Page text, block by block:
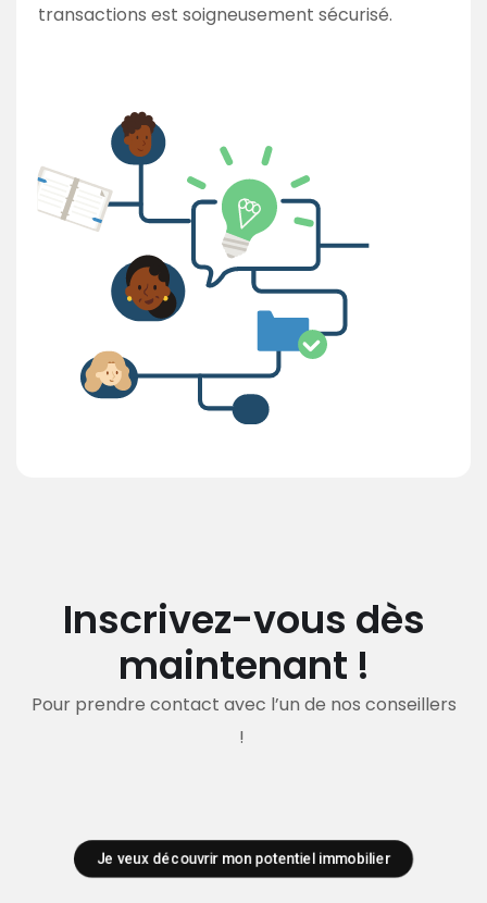
transactions est soigneusement sécurisé.
Inscrivez-vous dès
maintenant !
Pour prendre contact avec l’un de nos conseillers
!
Je veux découvrir mon potentiel immobilier